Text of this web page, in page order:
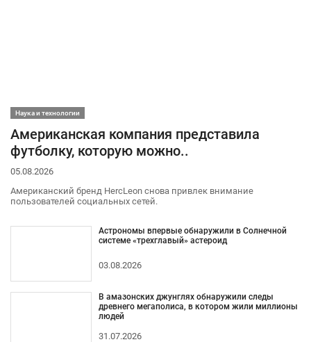
Наука и технологии
Американская компания представила
футболку, которую можно..
05.08.2026
Американский бренд HercLeon снова привлек внимание
пользователей социальных сетей.
Астрономы впервые обнаружили в Солнечной
системе «трехглавый» астероид
03.08.2026
В амазонских джунглях обнаружили следы
древнего мегаполиса, в котором жили миллионы
людей
31.07.2026